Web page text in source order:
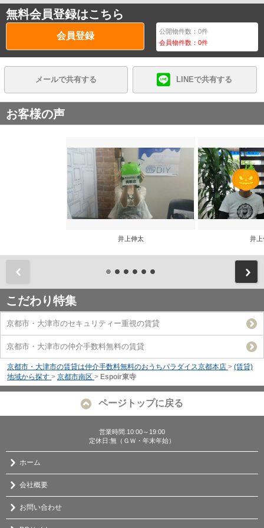
無料会員登録はこちら
会員登録 公開物件数：0件
会員物件数：0件
メールで共有する LINEで共有する
お客様の声
井上伸太 井上
こだわり特集
京都市・大津市のセキュリティー重視の賃貸
京都市・大津市の仲介手数料無料の賃貸
京都市・大津市の賃貸は仲介手数料無料のおうちパラダイス京都本店 > (賃貸)
地域から探す > 京都市南区 > Espoir東寺
ページトップに戻る
営業時間:10:00～19:00
定休日:無（ＧＷ・年末年始）
ホーム
会社概要
お問い合わせ